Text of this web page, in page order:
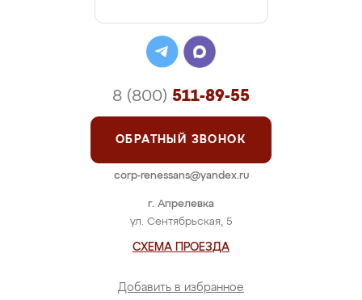
г. Апрелевка
ул. Сентябрьская, 5
СХЕМА ПРОЕЗДА
Добавить в избранное
8 (800) 511-89-55
ОБРАТНЫЙ ЗВОНОК
corp-renessans@yandex.ru